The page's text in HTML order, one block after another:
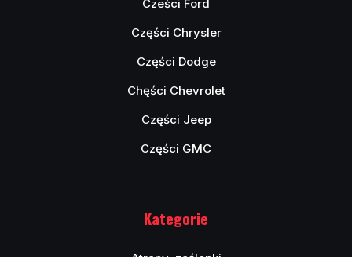
Cześci Ford
Części Chrysler
Części Dodge
Chęści Chevrolet
Części Jeep
Części GMC
Kategorie